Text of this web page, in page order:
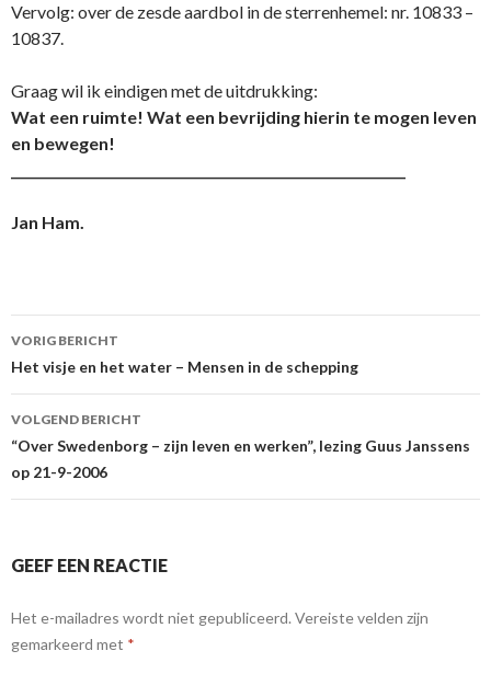
Vervolg: over de zesde aardbol in de sterrenhemel: nr. 10833 –
10837.
Graag wil ik eindigen met de uitdrukking:
Wat een ruimte! Wat een bevrijding hierin te mogen leven
en bewegen!
Jan Ham.
Berichtnavigatie
VORIG BERICHT
Het visje en het water – Mensen in de schepping
VOLGEND BERICHT
“Over Swedenborg – zijn leven en werken”, lezing Guus Janssens
op 21-9-2006
GEEF EEN REACTIE
Het e-mailadres wordt niet gepubliceerd. Vereiste velden zijn
gemarkeerd met *